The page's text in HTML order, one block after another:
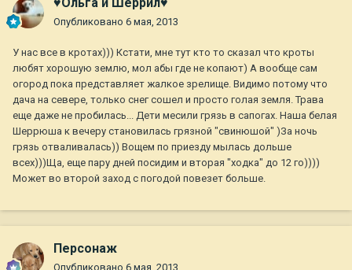
♥Ольга и Шеррил♥
Опубликовано 6 мая, 2013
У нас все в кротах))) Кстати, мне тут кто то сказал что кроты
любят хорошую землю, мол абы где не копают) А вообще сам
огород пока представляет жалкое зрелище. Видимо потому что
дача на севере, только снег сошел и просто голая земля. Трава
еще даже не пробилась... Дети месили грязь в сапогах. Наша белая
Шеррюша к вечеру становилась грязной "свинюшой" )За ночь
грязь отваливалась)) Вощем по приезду мылась дольше
всех)))Ща, еще пару дней посидим и вторая "ходка" до 12 го))))
Может во второй заход с погодой повезет больше.
Персонаж
Опубликовано 6 мая, 2013